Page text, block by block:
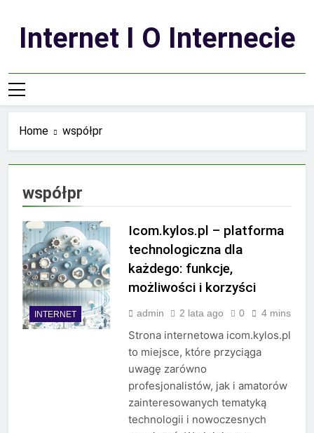
contentInternet I O Internecie
Home współpr
współpr
INTERNET
Icom.kylos.pl – platforma
technologiczna dla
każdego: funkcje,
możliwości i korzyści
admin 2 lata ago 0 4 mins
Strona internetowa icom.kylos.pl
to miejsce, które przyciąga
uwagę zarówno
profesjonalistów, jak i amatorów
zainteresowanych tematyką
technologii i nowoczesnych